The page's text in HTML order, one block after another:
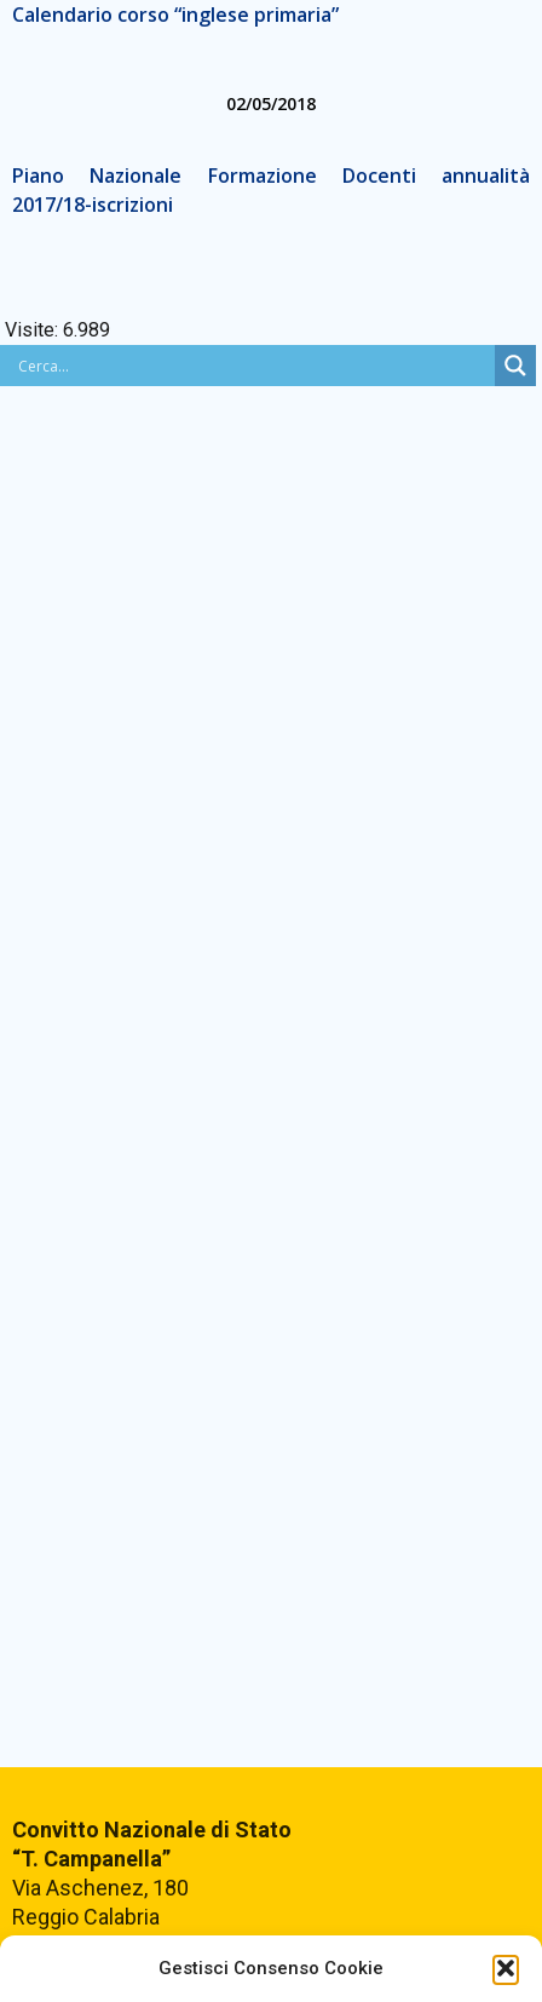
Gestisci Consenso Cookie
Calendario corso “inglese primaria”
02/05/2018
Piano Nazionale Formazione Docenti annualità
2017/18-iscrizioni
Visite: 6.989
Convitto Nazionale di Stato
“T. Campanella”
Via Aschenez, 180
Reggio Calabria